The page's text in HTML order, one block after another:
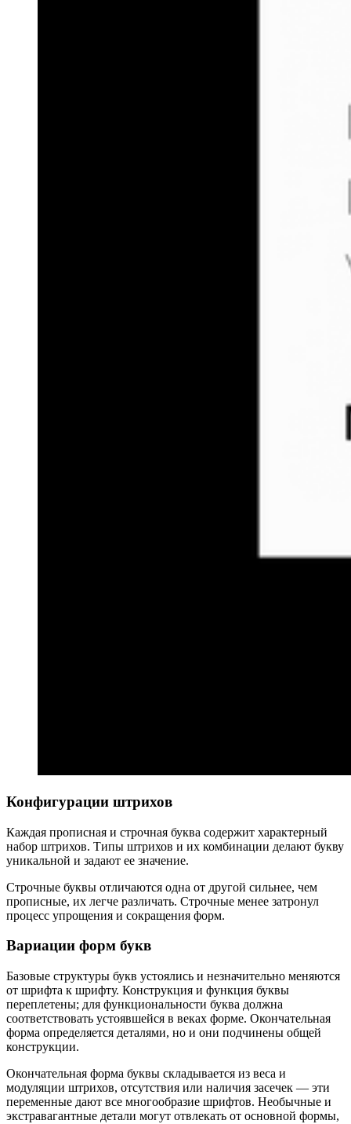
Конфигурации штрихов
Каждая прописная и строчная буква содержит характерный
набор штрихов. Типы штрихов и их комбинации делают букву
уникальной и задают ее значение.
Строчные буквы отличаются одна от другой сильнее, чем
прописные, их легче различать. Строчные менее затронул
процесс упрощения и сокращения форм.
Вариации форм букв
Базовые структуры букв устоялись и незначительно меняются
от шрифта к шрифту. Конструкция и функция буквы
переплетены; для функциональности буква должна
соответствовать устоявшейся в веках форме. Окончательная
форма определяется деталями, но и они подчинены общей
конструкции.
Окончательная форма буквы складывается из веса и
модуляции штрихов, отсутствия или наличия засечек — эти
переменные дают все многообразие шрифтов. Необычные и
экстравагантные детали могут отвлекать от основной формы,